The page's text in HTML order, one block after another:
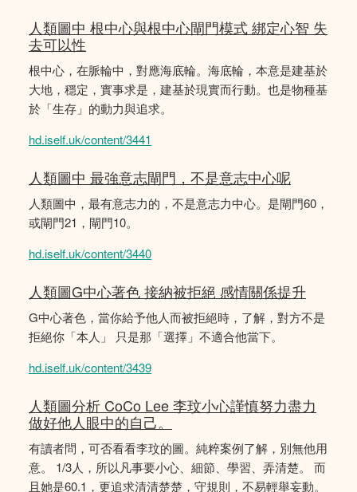
人類圖中 根中心與根中心閘門模式 綁定心智 失
去可以性
根中心，在脈輪中，對應海底輪。海底輪，本意是建基於
大地，穩定，實事求是，建基於現實而行動。也是物種基
於「生存」的動力與追求。
hd.iself.uk/content/3441
人類圖中 最強意志閘門，不是意志中心呢
人類圖中，最有意志力的，不是意志力中心。是閘門60，
或閘門21，閘門10。
hd.iself.uk/content/3440
人類圖G中心著色 接納被拒絕 感情關係提升
G中心著色，當你給予他人而被拒絕時，了解，對方不是
拒絕你「本人」 只是那「選擇」不適合他當下。
hd.iself.uk/content/3439
人類圖分析 CoCo Lee 李玟小心謹慎努力盡力
做好他人眼中的自己。
有讀者問，可否看看李玟的圖。純粹案例了解，別無他用
意。 1/3人，所以凡事要小心、細節、學習、弄清楚。 而
且她是60.1，更追求清清楚楚，守規則，不易輕舉妄動。